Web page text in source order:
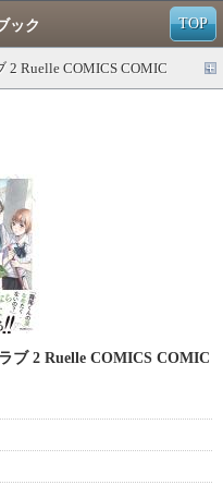
TOP
ック
Ruelle COMICS COMIC
ブ 2 Ruelle COMICS COMIC